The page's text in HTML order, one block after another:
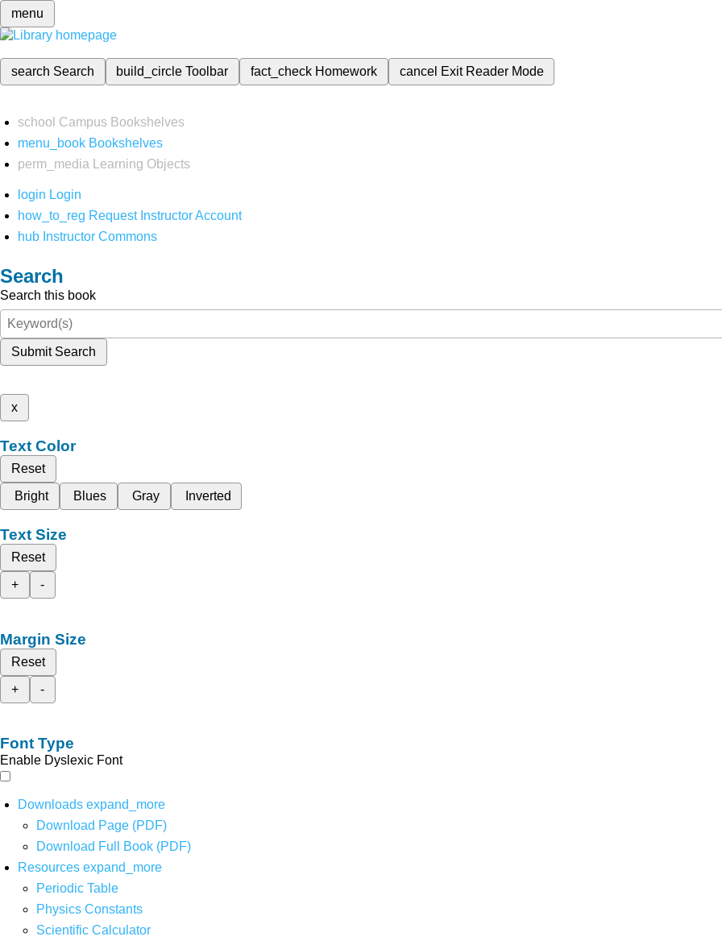
menu
search Search build_circleToolbar fact_check Homework cancel Exit Reader Mode
school Campus Bookshelves
menu_book Bookshelves
perm_media
Learning Objects
login Login
how_to_reg Request Instructor Account
hub Instructor Commons
Search
Search this book
Submit Search
x
Text Color
Reset
Bright
Blues Gray Inverted
Text Size
Reset
+
-
Margin Size
Reset
+
-
Font Type
Enable Dyslexic Font
Downloads expand_more
Download Page (PDF)
Download Full Book (PDF)
Resources expand_more
Periodic Table
Physics Constants
Scientific Calculator